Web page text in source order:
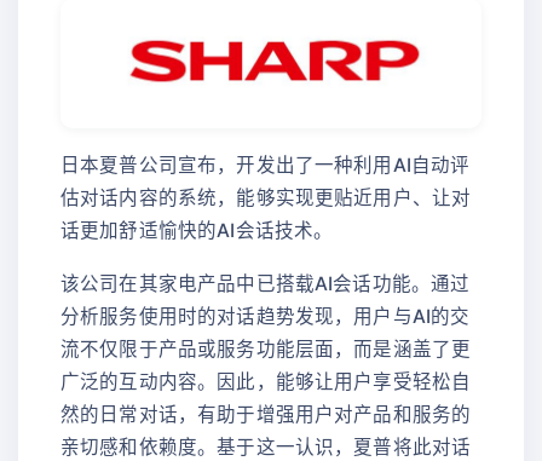
日本夏普公司宣布，开发出了一种利用AI自动评
估对话内容的系统，能够实现更贴近用户、让对
话更加舒适愉快的AI会话技术。
该公司在其家电产品中已搭载AI会话功能。通过
分析服务使用时的对话趋势发现，用户与AI的交
流不仅限于产品或服务功能层面，而是涵盖了更
广泛的互动内容。因此，能够让用户享受轻松自
然的日常对话，有助于增强用户对产品和服务的
亲切感和依赖度。基于这一认识，夏普将此对话